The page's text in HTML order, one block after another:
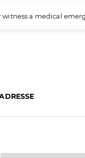
witness a medical